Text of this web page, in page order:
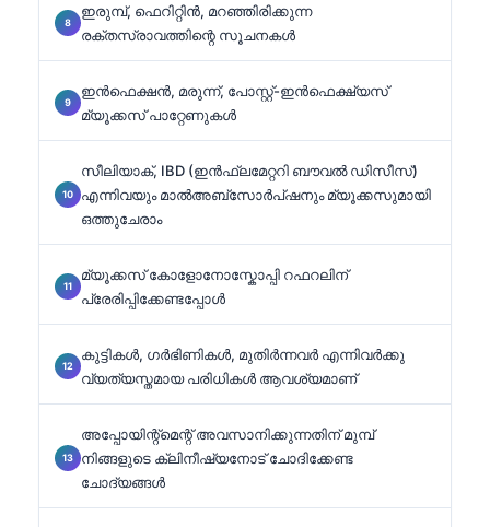
ഇരുമ്പ്, ഫെറിറ്റിൻ, മറഞ്ഞിരിക്കുന്ന
രക്തസ്രാവത്തിന്റെ സൂചനകൾ
ഇൻഫെക്ഷൻ, മരുന്ന്, പോസ്റ്റ്-ഇൻഫെക്ഷ്യസ്
മ്യൂക്കസ് പാറ്റേണുകൾ
സീലിയാക്, IBD (ഇൻഫ്ലമേറ്ററി ബൗവൽ ഡിസീസ്)
എന്നിവയും മാൽഅബ്സോർപ്ഷനും മ്യൂക്കസുമായി
ഒത്തുചേരാം
മ്യൂക്കസ് കോളോനോസ്കോപ്പി റഫറലിന്
പ്രേരിപ്പിക്കേണ്ടപ്പോൾ
കുട്ടികൾ, ഗർഭിണികൾ, മുതിർന്നവർ എന്നിവർക്കു
വ്യത്യസ്തമായ പരിധികൾ ആവശ്യമാണ്
അപ്പോയിന്റ്മെന്റ് അവസാനിക്കുന്നതിന് മുമ്പ്
നിങ്ങളുടെ ക്ലിനീഷ്യനോട് ചോദിക്കേണ്ട
ചോദ്യങ്ങൾ